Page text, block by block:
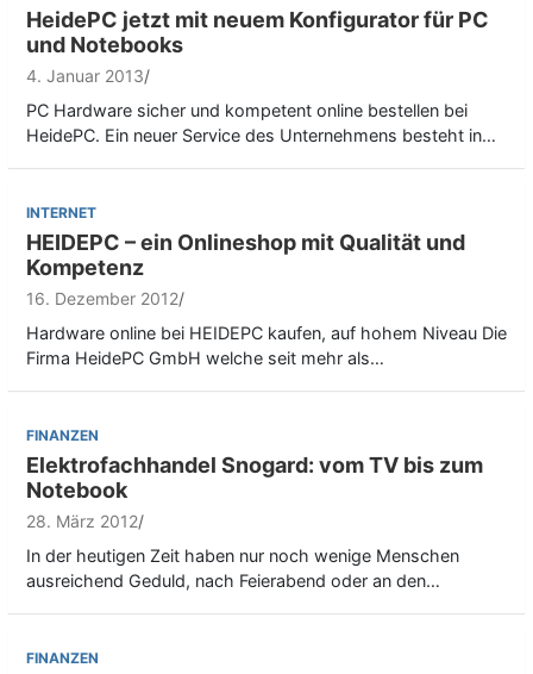
HeidePC jetzt mit neuem Konfigurator für PC
und Notebooks
4. Januar 2013
PC Hardware sicher und kompetent online bestellen bei
HeidePC. Ein neuer Service des Unternehmens besteht in…
INTERNET
HEIDEPC – ein Onlineshop mit Qualität und
Kompetenz
16. Dezember 2012
Hardware online bei HEIDEPC kaufen, auf hohem Niveau Die
Firma HeidePC GmbH welche seit mehr als…
FINANZEN
Elektrofachhandel Snogard: vom TV bis zum
Notebook
28. März 2012
In der heutigen Zeit haben nur noch wenige Menschen
ausreichend Geduld, nach Feierabend oder an den…
FINANZEN